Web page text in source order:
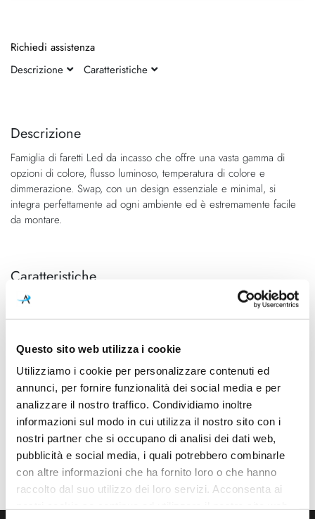
Questo sito web utilizza i cookie
Utilizziamo i cookie per personalizzare contenuti ed
annunci, per fornire funzionalità dei social media e per
analizzare il nostro traffico. Condividiamo inoltre
informazioni sul modo in cui utilizza il nostro sito con i
nostri partner che si occupano di analisi dei dati web,
pubblicità e social media, i quali potrebbero combinarle
con altre informazioni che ha fornito loro o che hanno
raccolto dal suo utilizzo dei loro servizi. Acconsenta ai
fine
galleria
di
immagini
della
di
immagini
Descrizione
Famiglia di faretti Led da incasso che offre una vasta gamma di
opzioni di colore, flusso luminoso, temperatura di colore e
dimmerazione. Swap, con un design essenziale e minimal, si
integra perfettamente ad ogni ambiente ed è estremamente facile
da montare.
Caratteristiche
Cod.Art.
A2123111G
3000K
Dimensioni
minimo incasso 106mm)
Sorgente luminosa
Potenza e attacco
5W - 3000K - 700Lm - CRI90
Dimmerazione
On/Off
Classe energetica
A++, A+, A
Mpn
A2123111G
Richiedi assistenza
Descrizione
Caratteristiche